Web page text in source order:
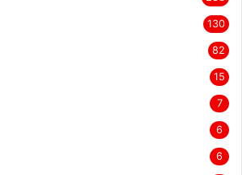
130
82
15
7
6
6